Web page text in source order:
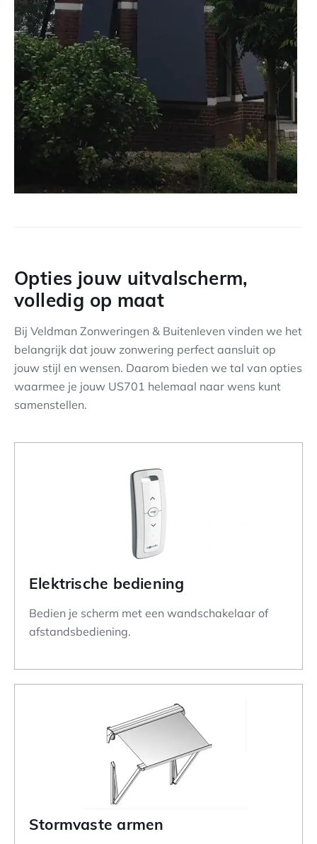
Opties jouw uitvalscherm,
volledig op maat
Bij Veldman Zonweringen & Buitenleven vinden we het
belangrijk dat jouw zonwering perfect aansluit op
jouw stijl en wensen. Daarom bieden we tal van opties
waarmee je jouw US701 helemaal naar wens kunt
samenstellen.
Elektrische bediening
Bedien je scherm met een wandschakelaar of
afstandsbediening.
Stormvaste armen